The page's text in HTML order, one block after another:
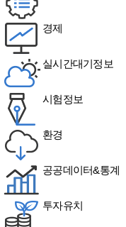
경제
실시간대기정보
시험정보
환경
공공데이터&통계
투자유치